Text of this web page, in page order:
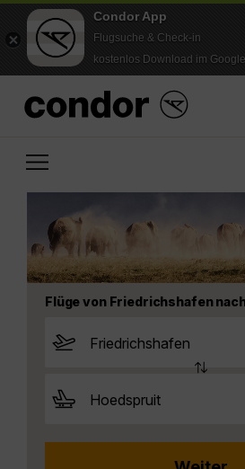
Condor App
Flugsuche & Check-in
kostenlos Download im
Flüge von Friedrichshafen